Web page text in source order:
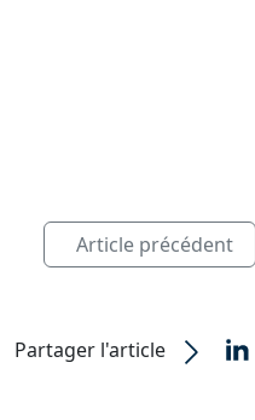
Article précédent
Partager l'article